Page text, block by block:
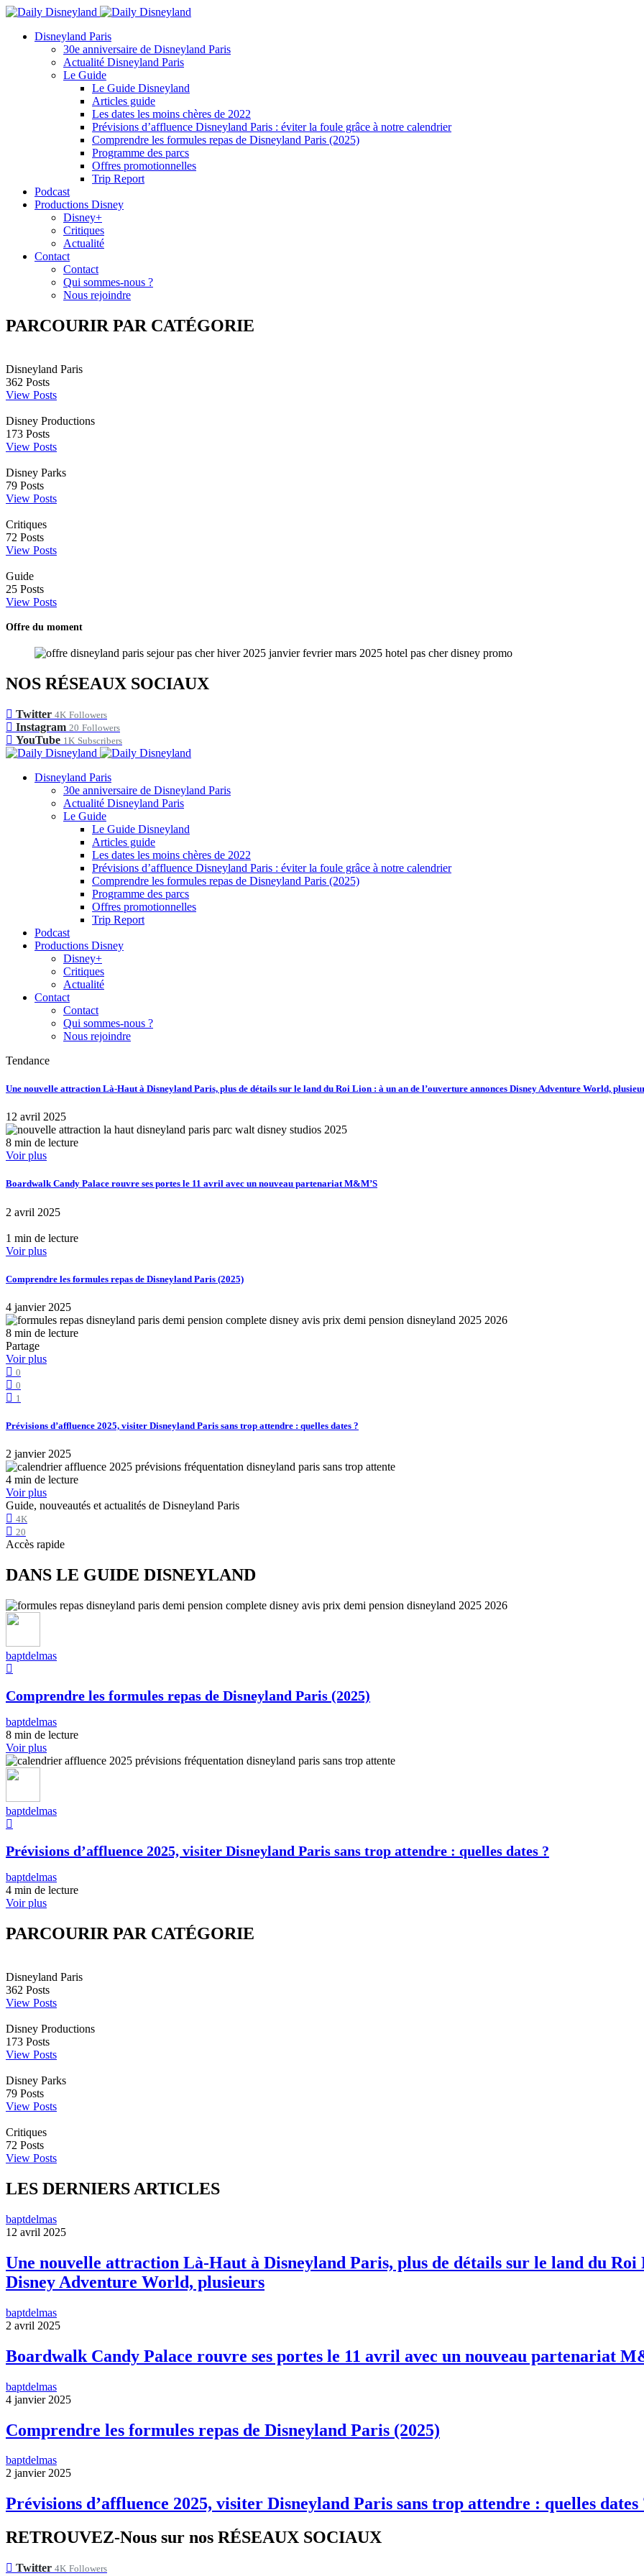
Disneyland Paris
30e anniversaire de Disneyland Paris
Actualité Disneyland Paris
Le Guide
Le Guide Disneyland
Articles guide
Les dates les moins chères de 2022
Prévisions d’affluence Disneyland Paris : éviter la foule grâce à notre calendrier
Comprendre les formules repas de Disneyland Paris (2025)
Programme des parcs
Offres promotionnelles
Trip Report
Podcast
Productions Disney
Disney+
Critiques
Actualité
Contact
Contact
Qui sommes-nous ?
Nous rejoindre
PARCOURIR PAR CATÉGORIE
Disneyland Paris
362 Posts
View Posts
Disney Productions
173 Posts
View Posts
Disney Parks
79 Posts
View Posts
Critiques
72 Posts
View Posts
Guide
25 Posts
View Posts
Offre du moment
NOS RÉSEAUX SOCIAUX
Twitter 4K Followers
Instagram 20 Followers
YouTube 1K Subscribers
Disneyland Paris
30e anniversaire de Disneyland Paris
Actualité Disneyland Paris
Le Guide
Le Guide Disneyland
Articles guide
Les dates les moins chères de 2022
Prévisions d’affluence Disneyland Paris : éviter la foule grâce à notre calendrier
Comprendre les formules repas de Disneyland Paris (2025)
Programme des parcs
Offres promotionnelles
Trip Report
Podcast
Productions Disney
Disney+
Critiques
Actualité
Contact
Contact
Qui sommes-nous ?
Nous rejoindre
Tendance
Une nouvelle attraction Là-Haut à Disneyland Paris, plus de détails sur le land du Roi Lion : à un an de l’ouverture annonces Disney Adventure World,
12 avril 2025
8 min de lecture
Voir plus
Boardwalk Candy Palace rouvre ses portes le 11 avril avec un nouveau partenariat M&M’S
2 avril 2025
1 min de lecture
Voir plus
Comprendre les formules repas de Disneyland Paris (2025)
4 janvier 2025
8 min de lecture
Partage
Voir plus
0
0
1
Prévisions d’affluence 2025, visiter Disneyland Paris sans trop attendre : quelles dates ?
2 janvier 2025
4 min de lecture
Voir plus
Guide, nouveautés et actualités de Disneyland Paris
4K
20
Accès rapide
DANS LE GUIDE DISNEYLAND
baptdelmas
Comprendre les formules repas de Disneyland Paris (2025)
baptdelmas
8 min de lecture
Voir plus
baptdelmas
Prévisions d’affluence 2025, visiter Disneyland Paris sans trop attendre : quelles dates ?
baptdelmas
4 min de lecture
Voir plus
PARCOURIR PAR CATÉGORIE
Disneyland Paris
362 Posts
View Posts
Disney Productions
173 Posts
View Posts
Disney Parks
79 Posts
View Posts
Critiques
72 Posts
View Posts
LES DERNIERS ARTICLES
baptdelmas
12 avril 2025
Une nouvelle attraction Là-Haut à Disneyland Paris, plus de détails sur le land du Roi
Disney Adventure World, plusieurs
baptdelmas
2 avril 2025
Boardwalk Candy Palace rouvre ses portes le 11 avril avec un nouveau partenariat
baptdelmas
4 janvier 2025
Comprendre les formules repas de Disneyland Paris (2025)
baptdelmas
2 janvier 2025
Prévisions d’affluence 2025, visiter Disneyland Paris sans trop attendre : quelles dates
RETROUVEZ-Nous sur nos RÉSEAUX SOCIAUX
Twitter 4K Followers